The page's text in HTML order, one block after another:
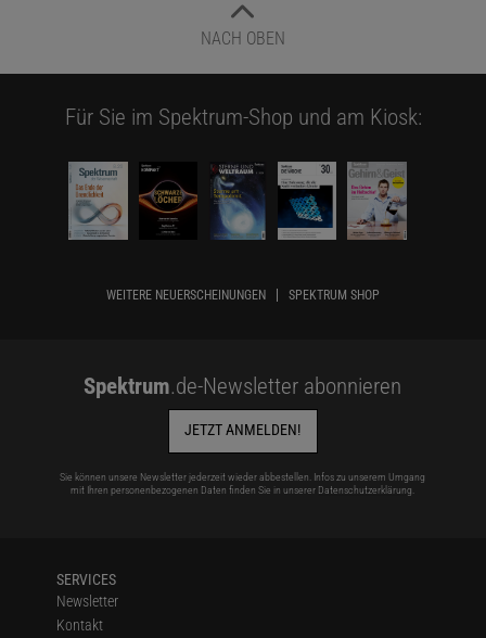
NACH OBEN
Für Sie im Spektrum-Shop und am Kiosk:
WEITERE NEUERSCHEINUNGEN SPEKTRUM SHOP
Spektrum.de-Newsletter abonnieren
JETZT ANMELDEN!
Sie können unsere Newsletter jederzeit wieder abbestellen. Infos zu unserem Umgang
mit Ihren personenbezogenen Daten finden Sie in unserer Datenschutzerklärung
SERVICES
Newsletter
Kontakt